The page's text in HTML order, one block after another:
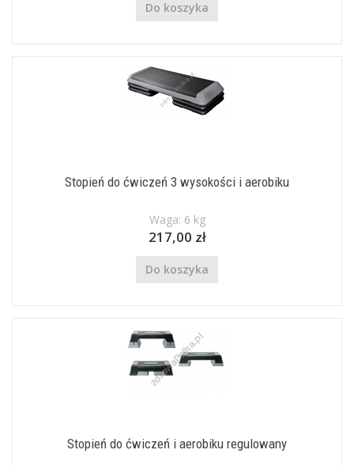
Do koszyka
Stopień do ćwiczeń 3 wysokości i aerobiku
Waga: 6 kg
217,00 zł
Do koszyka
Stopień do ćwiczeń i aerobiku regulowany